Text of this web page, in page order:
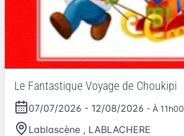
Le Fantastique Voyage de Choukipi
07/07/2026 - 12/08/2026 - À 11h00
Lablascène , LABLACHERE